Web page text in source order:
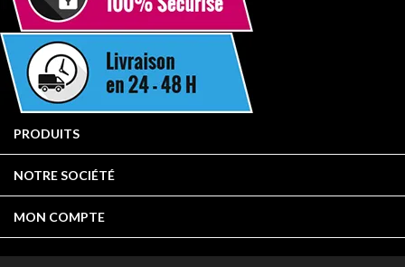
PRODUITS
NOTRE SOCIÉTÉ
MON COMPTE